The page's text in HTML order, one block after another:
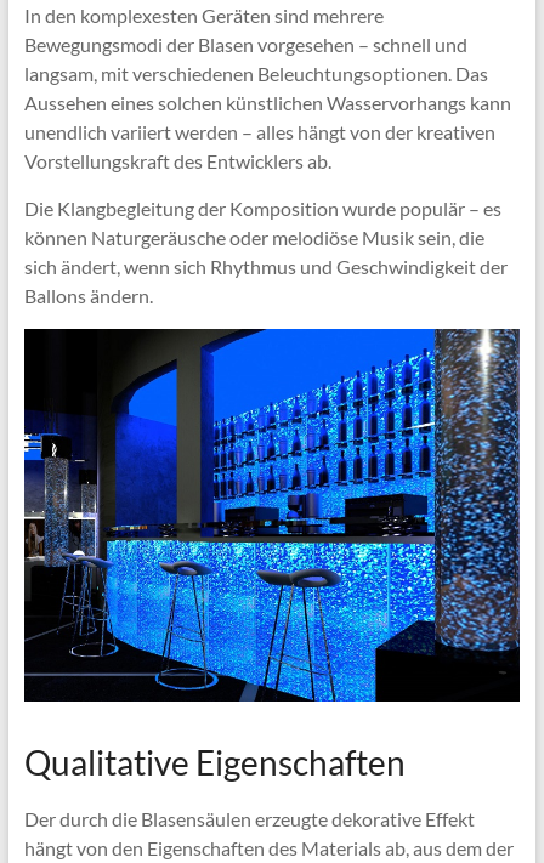
In den komplexesten Geräten sind mehrere
Bewegungsmodi der Blasen vorgesehen – schnell und
langsam, mit verschiedenen Beleuchtungsoptionen. Das
Aussehen eines solchen künstlichen Wasservorhangs kann
unendlich variiert werden – alles hängt von der kreativen
Vorstellungskraft des Entwicklers ab.
Die Klangbegleitung der Komposition wurde populär – es
können Naturgeräusche oder melodiöse Musik sein, die
sich ändert, wenn sich Rhythmus und Geschwindigkeit der
Ballons ändern.
Qualitative Eigenschaften
Der durch die Blasensäulen erzeugte dekorative Effekt
hängt von den Eigenschaften des Materials ab, aus dem der